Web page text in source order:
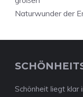
Naturwunder der
Schönheit liegt klar